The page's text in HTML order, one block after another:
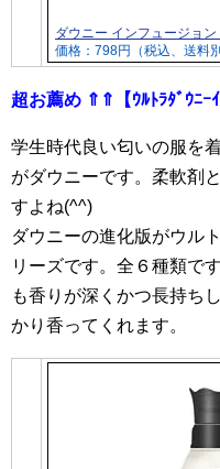
ダウニー インフュージョ
価格：798円（税込、送料
超お薦め ⇑⇑【ｳﾙﾄﾗﾀﾞｳﾆｰｲ
学生時代良い匂いの服を
がダウニーです。柔軟剤
すよね(^^)
ダウニーの進化版がウル
リーズです。全６種類で
も香りが深くかつ長持ち
かり香ってくれます。